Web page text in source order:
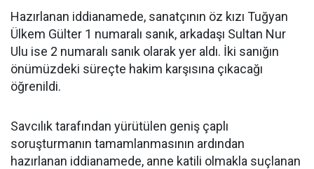
Hazırlanan iddianamede, sanatçının öz kızı Tuğyan
Ülkem Gülter 1 numaralı sanık, arkadaşı Sultan Nur
Ulu ise 2 numaralı sanık olarak yer aldı. İki sanığın
önümüzdeki süreçte hakim karşısına çıkacağı
öğrenildi.
Savcılık tarafından yürütülen geniş çaplı
soruşturmanın tamamlanmasının ardından
hazırlanan iddianamede, anne katili olmakla suçlanan